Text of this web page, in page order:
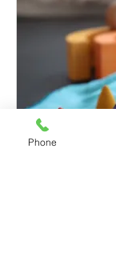
Phone